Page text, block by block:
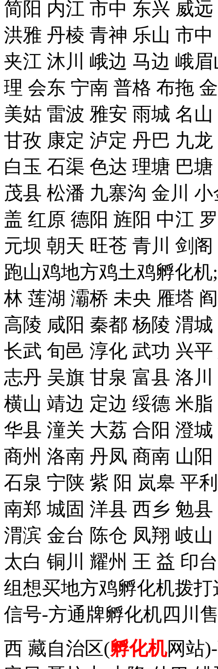
简阳 内江 市中 东兴 威
洪雅 丹棱 青神 乐山 市
夹江 沐川 峨边 马边 峨
理 会东 宁南 普格 布拖
美姑 雷波 雅安 雨城 名
甘孜 康定 泸定 丹巴 九
白玉 石渠 色达 理塘 巴
茂县 松潘 九寨沟 金川
盖 红原 德阳 旌阳 中江
元坝 朝天 旺苍 青川 剑
跑山鸡地方鸡土鸡孵化机
林 莲湖 灞桥 未央 雁塔
高陵 咸阳 秦都 杨陵 渭
长武 旬邑 淳化 武功 兴
志丹 吴旗 甘泉 富县 洛
横山 靖边 定边 绥德 米
华县 潼关 大荔 合阳 澄
商州 洛南 丹凤 商南 山
石泉 宁陕 紫 阳 岚皋 平
南郑 城固 洋县 西乡 勉
渭滨 金台 陈仓 凤翔 岐
太白 铜川 耀州 王 益 印
组想买地方鸡孵化机拨打
信号-方通牌孵化机四川
西 藏自治区(孵化机网站